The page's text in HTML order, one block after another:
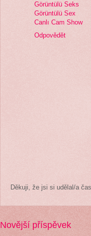
Görüntülü Seks
Görüntülü Sex
Canlı Cam Show
Odpovědět
Děkuji, že jsi si udělal/a
Novější příspěvek